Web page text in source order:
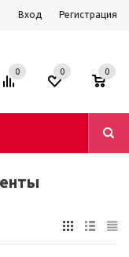
Вход Регистрация
0 0 0